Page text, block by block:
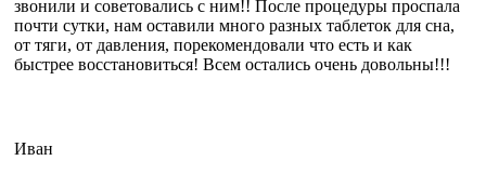
звонили и советовались с ним!! После процедуры проспала
почти сутки, нам оставили много разных таблеток для сна,
от тяги, от давления, порекомендовали что есть и как
быстрее восстановиться! Всем остались очень довольны!!!
Иван